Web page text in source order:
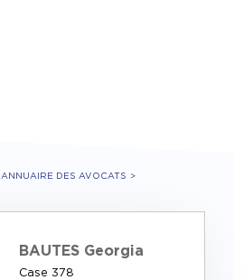
ANNUAIRE DES AVOCATS
BAUTES Georgia
Case 378